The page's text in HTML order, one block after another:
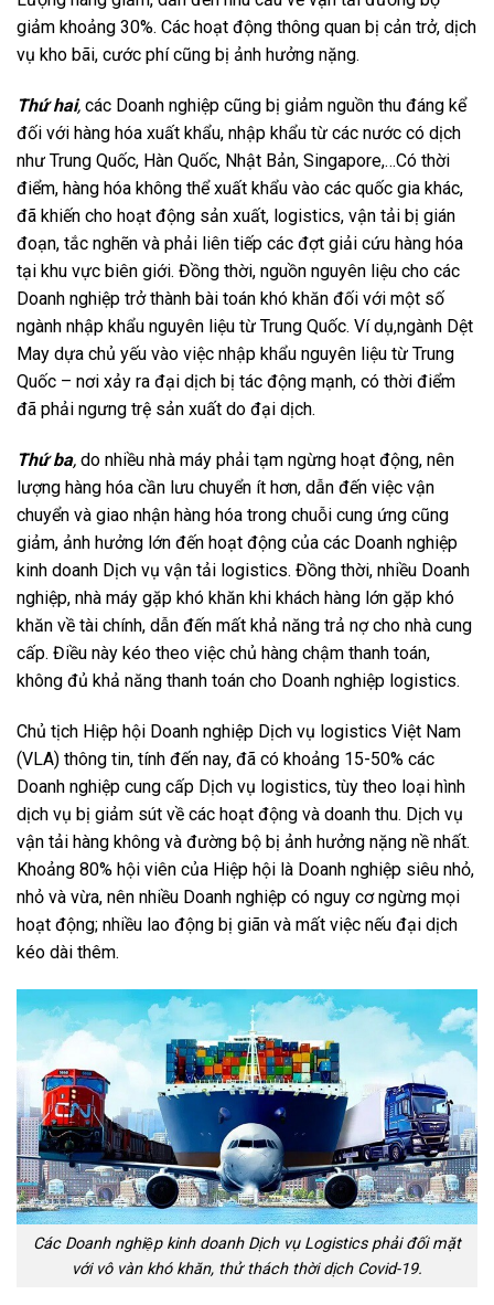
giảm khoảng 30%. Các hoạt động thông quan bị cản trở, dịch
vụ kho bãi, cước phí cũng bị ảnh hưởng nặng.
Thứ hai, các Doanh nghiệp cũng bị giảm nguồn thu đáng kể
đối với hàng hóa xuất khẩu, nhập khẩu từ các nước có dịch
như Trung Quốc, Hàn Quốc, Nhật Bản, Singapore,…Có thời
điểm, hàng hóa không thể xuất khẩu vào các quốc gia khác,
đã khiến cho hoạt động sản xuất, logistics, vận tải bị gián
đoạn, tắc nghẽn và phải liên tiếp các đợt giải cứu hàng hóa
tại khu vực biên giới. Đồng thời, nguồn nguyên liệu cho các
Doanh nghiệp trở thành bài toán khó khăn đối với một số
ngành nhập khẩu nguyên liệu từ Trung Quốc. Ví dụ,ngành Dệt
May dựa chủ yếu vào việc nhập khẩu nguyên liệu từ Trung
Quốc – nơi xảy ra đại dịch bị tác động mạnh, có thời điểm
đã phải ngưng trệ sản xuất do đại dịch.
Thứ ba, do nhiều nhà máy phải tạm ngừng hoạt động, nên
lượng hàng hóa cần lưu chuyển ít hơn, dẫn đến việc vận
chuyển và giao nhận hàng hóa trong chuỗi cung ứng cũng
giảm, ảnh hưởng lớn đến hoạt động của các Doanh nghiệp
kinh doanh Dịch vụ vận tải logistics. Đồng thời, nhiều Doanh
nghiệp, nhà máy gặp khó khăn khi khách hàng lớn gặp khó
khăn về tài chính, dẫn đến mất khả năng trả nợ cho nhà cung
cấp. Điều này kéo theo việc chủ hàng chậm thanh toán,
không đủ khả năng thanh toán cho Doanh nghiệp logistics.
Chủ tịch Hiệp hội Doanh nghiệp Dịch vụ logistics Việt Nam
(VLA) thông tin, tính đến nay, đã có khoảng 15-50% các
Doanh nghiệp cung cấp Dịch vụ logistics, tùy theo loại hình
dịch vụ bị giảm sút về các hoạt động và doanh thu. Dịch vụ
vận tải hàng không và đường bộ bị ảnh hưởng nặng nề nhất.
Khoảng 80% hội viên của Hiệp hội là Doanh nghiệp siêu nhỏ,
nhỏ và vừa, nên nhiều Doanh nghiệp có nguy cơ ngừng mọi
hoạt động; nhiều lao động bị giãn và mất việc nếu đại dịch
kéo dài thêm.
Các Doanh nghiệp kinh doanh Dịch vụ Logistics phải đối mặt
với vô vàn khó khăn, thử thách thời dịch Covid-19.